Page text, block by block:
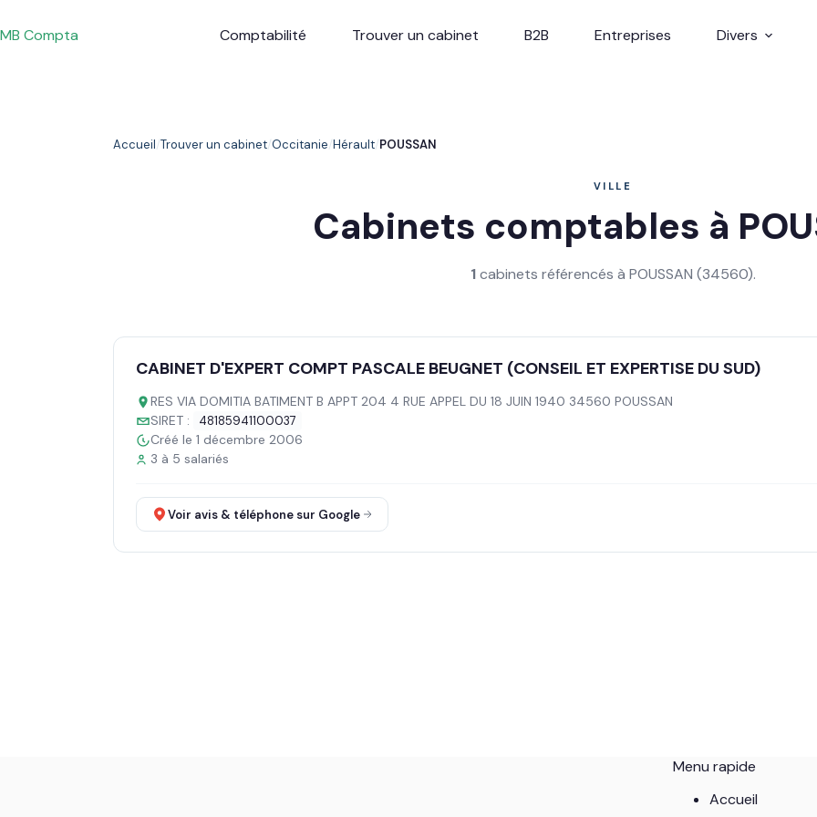
au
contenu
MB Compta Comptabilité Trouver un cabinet B2B Entreprises Divers
Accueil Trouver un cabinet Occitanie Hérault POUSSAN
VILLE
Cabinets comptables à
1cabinets référencés à POUSSAN (34560).
CABINET D'EXPERT COMPT PASCALE BEUGNET (CONSEIL ET EXPERTISE DU SUD)
RES VIA DOMITIA BATIMENT B APPT 204 4 RUE APPEL DU 18 JUIN 1940 34560 POUSSAN
SIRET :
48185941100037
Créé le 1 décembre 2006
3 à 5 salariés
Voir avis & téléphone sur Google
Menu rapide
Accueil